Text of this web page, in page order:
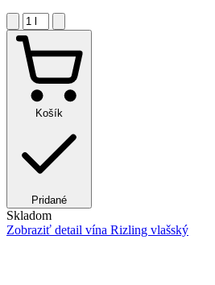
Košík
Pridané
Skladom
Zobraziť detail vína Rizling vlašský